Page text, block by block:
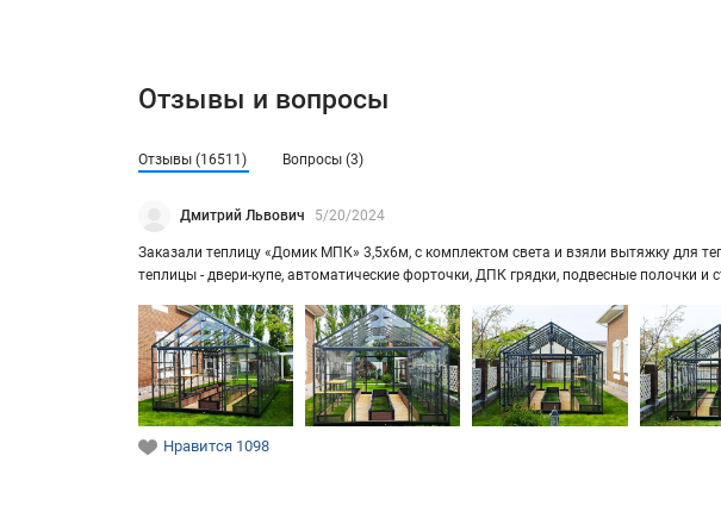
Отзывы и вопросы
Отзывы (16511) Вопросы (3)
Дмитрий Львович 5/20/2024
За­ка­за­ли теп­ли­цу «Домик МПК» 3,5х6м, с ком­плек­том света и взяли вы­тяж­ку для
теп­ли­цы - двери-​купе, ав­то­ма­ти­че­ские фор­точ­ки, ДПК гряд­ки, под­вес­ные по­лоч­ки
Нравится 1098